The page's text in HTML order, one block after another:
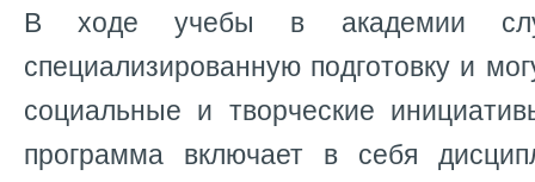
В ходе учебы в академии
специализированную подготовку и
социальные и творческие
программа включает в себя